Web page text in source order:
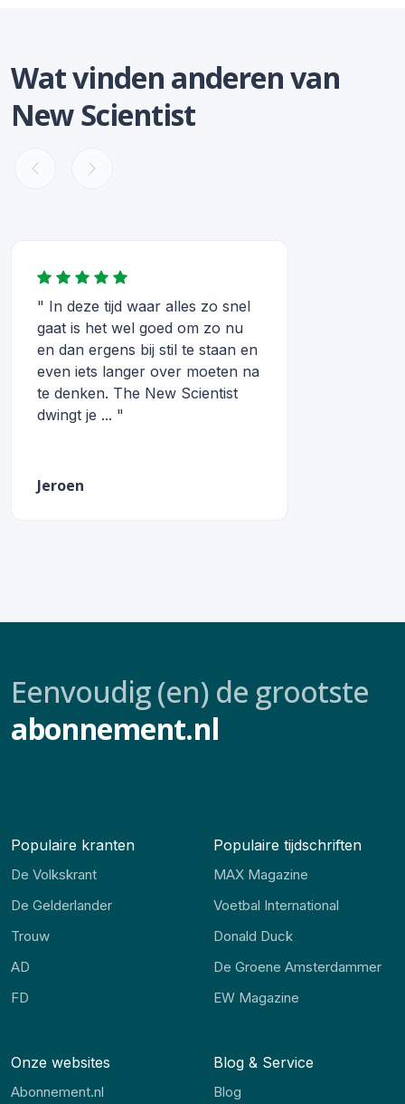
Wat vinden anderen van
New Scientist
" In deze tijd waar alles zo snel
gaat is het wel goed om zo nu
en dan ergens bij stil te staan en
even iets langer over moeten na
te denken. The New Scientist
dwingt je ... "
Jeroen
Eenvoudig (en) de grootste
abonnement.nl
Populaire kranten
De Volkskrant
De Gelderlander
Trouw
AD
FD
Populaire tijdschriften
MAX Magazine
Voetbal International
Donald Duck
De Groene Amsterdammer
EW Magazine
Onze websites
Abonnement.nl
Blog & Service
Blog